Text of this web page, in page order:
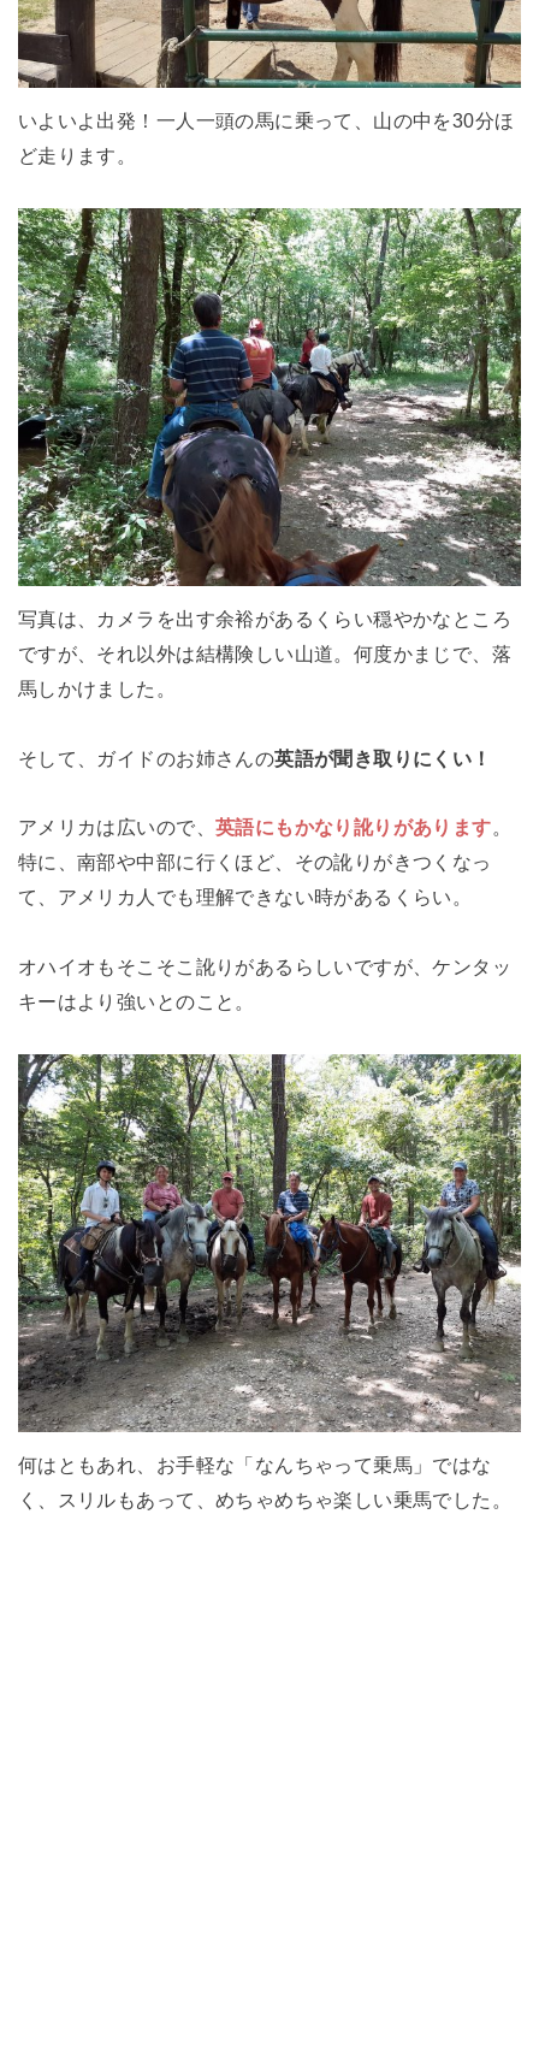
いよいよ出発！一人一頭の馬に乗って、山の中を30分ほ
ど走ります。
写真は、カメラを出す余裕があるくらい穏やかなところ
ですが、それ以外は結構険しい山道。何度かまじで、落
馬しかけました。
そして、ガイドのお姉さんの英語が聞き取りにくい！
アメリカは広いので、 英語にもかなり訛りがあります。
特に、南部や中部に行くほど、その訛りがきつくなっ
て、アメリカ人でも理解できない時があるくらい。
オハイオもそこそこ訛りがあるらしいですが、ケンタッ
キーはより強いとのこと。
何はともあれ、お手軽な「なんちゃって乗馬」ではな
く、スリルもあって、めちゃめちゃ楽しい乗馬でした。